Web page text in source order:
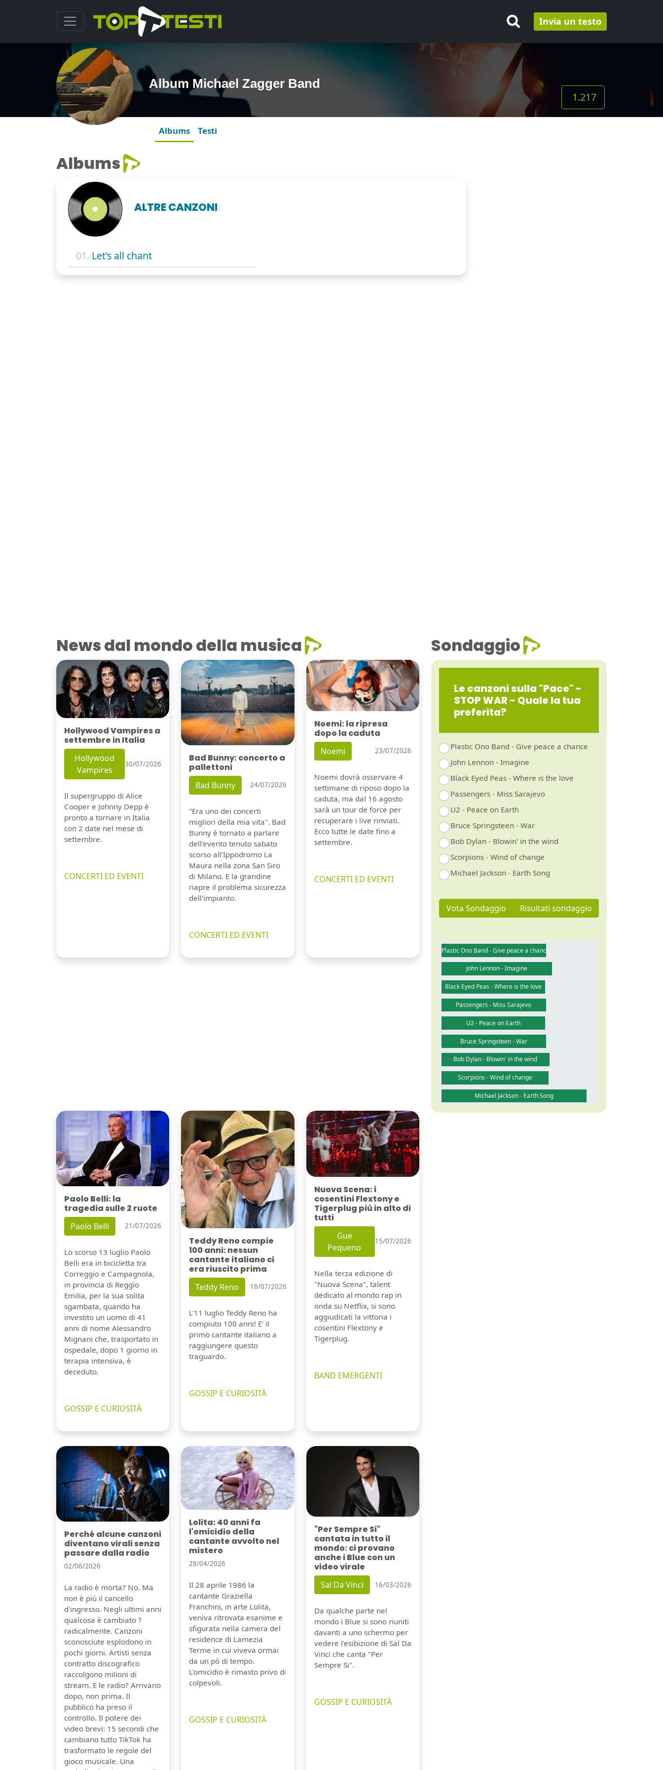
Invia un testo
Album Michael Zagger Band
1.217
Albums Testi
Albums
ALTRE CANZONI
01. Let's all chant
News dal mondo della musica
Hollywood Vampires a
settembre in Italia
Hollywood
Vampires
30/07/2026
Il supergruppo di Alice
Cooper e Johnny Depp è
pronto a tornare in Italia
con 2 date nel mese di
settembre.
CONCERTI ED EVENTI
Bad Bunny: concerto a
pallettoni
Bad Bunny 24/07/2026
"Era uno dei concerti
migliori della mia vita". Bad
Bunny è tornato a parlare
dell'evento tenuto sabato
scorso all'Ippodromo La
Maura nella zona San Siro
di Milano. E la grandine
riapre il problema sicurezza
dell'impianto.
CONCERTI ED EVENTI
Noemi: la ripresa
dopo la caduta
Noemi 23/07/2026
Noemi dovrà osservare 4
settimane di riposo dopo la
caduta, ma dal 16 agosto
sarà un tour de force per
recuperare i live rinviati.
Ecco tutte le date fino a
settembre.
CONCERTI ED EVENTI
Paolo Belli: la
tragedia sulle 2 ruote
Paolo Belli 21/07/2026
Lo scorso 13 luglio Paolo
Belli era in bicicletta tra
Correggio e Campagnola,
in provincia di Reggio
Emilia, per la sua solita
sgambata, quando ha
investito un uomo di 41
anni di nome Alessandro
Mignani che, trasportato in
ospedale, dopo 1 giorno in
terapia intensiva, è
deceduto.
GOSSIP E CURIOSITÀ
Teddy Reno compie
100 anni: nessun
cantante italiano ci
era riuscito prima
Teddy Reno 16/07/2026
L'11 luglio Teddy Reno ha
compiuto 100 anni! E' il
primo cantante italiano a
raggiungere questo
traguardo.
GOSSIP E CURIOSITÀ
Nuova Scena: i
cosentini Flextony e
Tigerplug più in alto di
tutti
Gue
Pequeno
15/07/2026
Nella terza edizione di
"Nuova Scena", talent
dedicato al mondo rap in
onda su Netflix, si sono
aggiudicati la vittoria i
cosentini Flextony e
Tigerplug.
BAND EMERGENTI
Perché alcune canzoni
diventano virali senza
passare dalla radio
02/06/2026
La radio è morta? No. Ma
non è più il cancello
d'ingresso. Negli ultimi anni
qualcosa è cambiato ?
radicalmente. Canzoni
sconosciute esplodono in
pochi giorni. Artisti senza
contratto discografico
raccolgono milioni di
stream. E le radio? Arrivano
dopo, non prima. Il
pubblico ha preso il
controllo. Il potere dei
video brevi: 15 secondi che
cambiano tutto TikTok ha
trasformato le regole del
gioco musicale. Una
Lolita: 40 anni fa
l'omicidio della
cantante avvolto nel
mistero
28/04/2026
Il 28 aprile 1986 la
cantante Graziella
Franchini, in arte Lolita,
veniva ritrovata esanime e
sfigurata nella camera del
residence di Lamezia
Terme in cui viveva ormai
da un pò di tempo.
L'omicidio è rimasto privo di
colpevoli.
GOSSIP E CURIOSITÀ
"Per Sempre Si"
cantata in tutto il
mondo: ci provano
anche i Blue con un
video virale
Sal Da Vinci 16/03/2026
Da qualche parte nel
mondo i Blue si sono riuniti
davanti a uno schermo per
vedere l'esibizione di Sal Da
Vinci che canta "Per
Sempre Si".
GOSSIP E CURIOSITÀ
Sondaggio
Le canzoni sulla "Pace" -
STOP WAR - Quale la tua
preferita?
Plastic Ono Band - Give peace a chance
John Lennon - Imagine
Black Eyed Peas - Where is the love
Passengers - Miss Sarajevo
U2 - Peace on Earth
Bruce Springsteen - War
Bob Dylan - Blowin' in the wind
Scorpions - Wind of change
Michael Jackson - Earth Song
Vota Sondaggio Risultati sondaggio
Plastic Ono Band - Give peace a chance
John Lennon - Imagine
Black Eyed Peas - Where is the love
Passengers - Miss Sarajevo
U2 - Peace on Earth
Bruce Springsteen - War
Bob Dylan - Blowin' in the wind
Scorpions - Wind of change
Michael Jackson - Earth Song